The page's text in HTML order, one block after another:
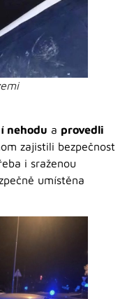
nehodu a provedli
zajistili bezpečnost
i sraženou
umístěna